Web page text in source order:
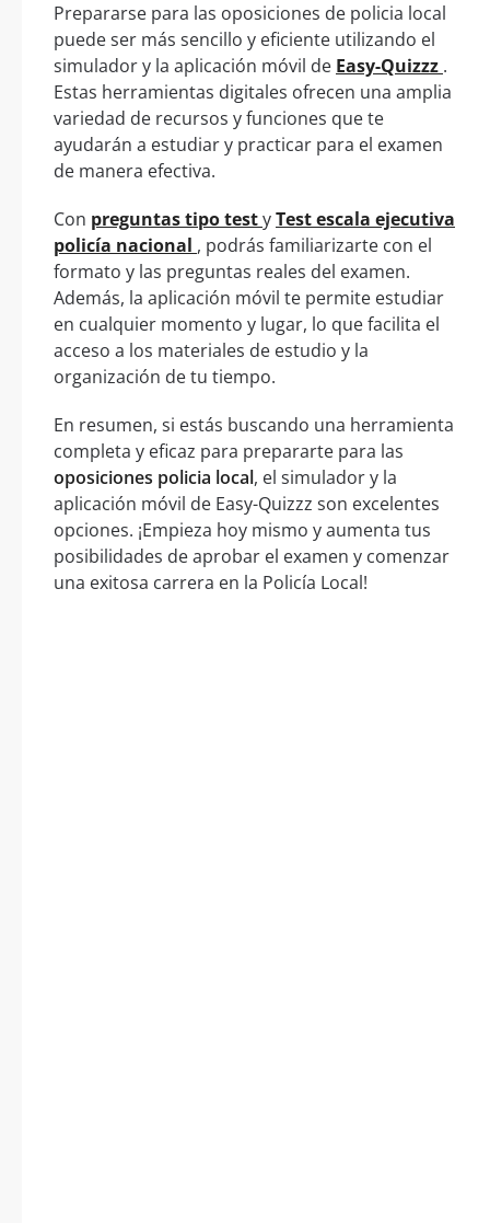
Prepararse para las oposiciones de policia local
puede ser más sencillo y eficiente utilizando el
simulador y la aplicación móvil de Easy-Quizzz .
Estas herramientas digitales ofrecen una amplia
variedad de recursos y funciones que te
ayudarán a estudiar y practicar para el examen
de manera efectiva.
Con preguntas tipo testyTest escala ejecutiva
policía nacional , podrás familiarizarte con el
formato y las preguntas reales del examen.
Además, la aplicación móvil te permite estudiar
en cualquier momento y lugar, lo que facilita el
acceso a los materiales de estudio y la
organización de tu tiempo.
En resumen, si estás buscando una herramienta
completa y eficaz para prepararte para las
oposiciones policia local, el simulador y la
aplicación móvil de Easy-Quizzz son excelentes
opciones. ¡Empieza hoy mismo y aumenta tus
posibilidades de aprobar el examen y comenzar
una exitosa carrera en la Policía Local!